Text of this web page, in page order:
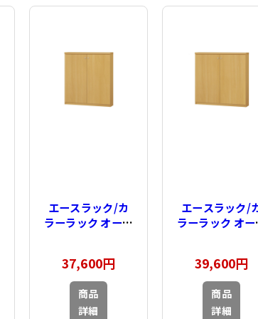
エースラック/カ
ラーラック オーダ
88.1cm×幅71～
80cm（タフタイ
プ）
37,600円
商品
詳細
エースラック/
ラーラック オー
88.1cm×幅81～
90cm（タフタイ
プ）
39,600円
商品
詳細